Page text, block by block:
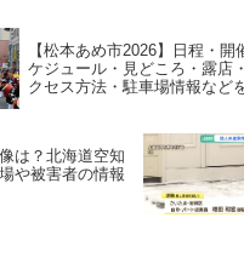
【松本あめ市2026】日程・開
ケジュール・見どころ・露店
クセス方法・駐車場情報など
は？北海道空知
や被害者の情報